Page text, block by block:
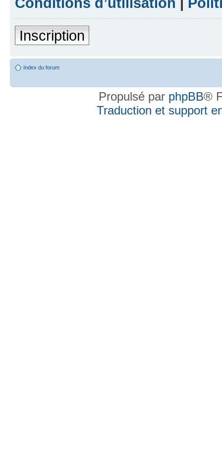
Inscription
Index du forum
Propulsé par phpBB®
Traduction et support